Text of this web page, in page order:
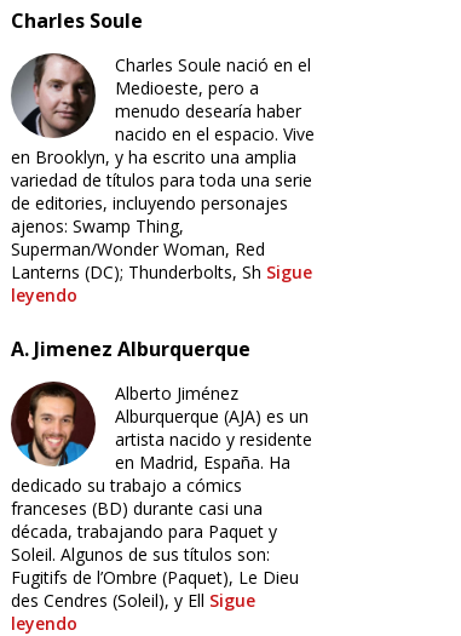
Charles Soule
Charles Soule nació en el
Medioeste, pero a
menudo desearía haber
nacido en el espacio. Vive
en Brooklyn, y ha escrito una amplia
variedad de títulos para toda una serie
de editories, incluyendo personajes
ajenos: Swamp Thing,
Superman/Wonder Woman, Red
Lanterns (DC); Thunderbolts, Sh Sigue
leyendo
A. Jimenez Alburquerque
Alberto Jiménez
Alburquerque (AJA) es un
artista nacido y residente
en Madrid, España. Ha
dedicado su trabajo a cómics
franceses (BD) durante casi una
década, trabajando para Paquet y
Soleil. Algunos de sus títulos son:
Fugitifs de l’Ombre (Paquet), Le Dieu
des Cendres (Soleil), y Ell Sigue
leyendo